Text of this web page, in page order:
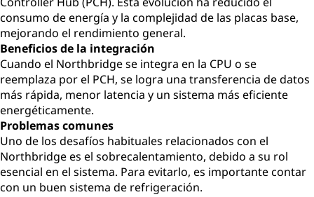
consumo de energía y la complejidad de las placas base,
mejorando el rendimiento general.
Beneficios de la integración
Cuando el Northbridge se integra en la CPU o se
reemplaza por el PCH, se logra una transferencia de datos
más rápida, menor latencia y un sistema más eficiente
energéticamente.
Problemas comunes
Uno de los desafíos habituales relacionados con el
Northbridge es el sobrecalentamiento, debido a su rol
esencial en el sistema. Para evitarlo, es importante contar
con un buen sistema de refrigeración.